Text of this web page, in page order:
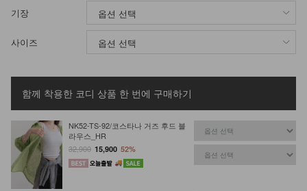
기장
사이즈
함께 착용한 코디 상품 한 번에 구매하기
NK52-TS-92/코스타나 거즈 후드 블
라우스_HR
32,900 15,900 52%